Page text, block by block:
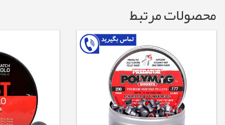
محصولات مرتبط